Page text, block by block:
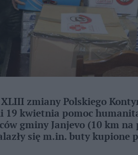
XLIII zmiany Polskiego
19 kwietnia pomoc
gminy Janjevo (10 km
się m.in. buty kupione